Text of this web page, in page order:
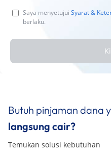
Saya menyetujui Syarat &
berlaku.
Butuh pinjaman dana
langsung cair?
Temukan solusi kebutuhan